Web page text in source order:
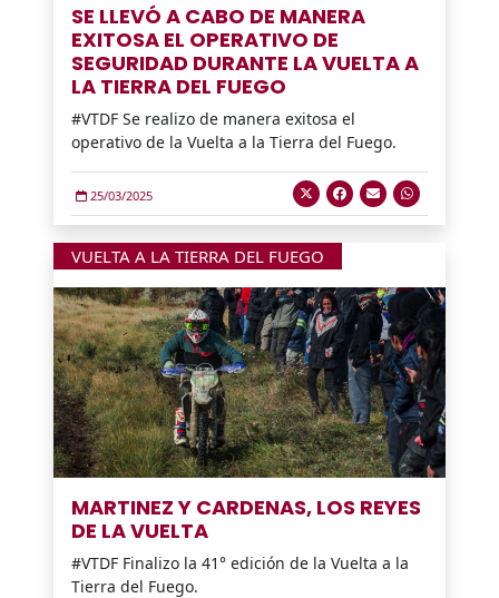
SE LLEVÓ A CABO DE MANERA
EXITOSA EL OPERATIVO DE
SEGURIDAD DURANTE LA VUELTA A
LA TIERRA DEL FUEGO
#VTDF Se realizo de manera exitosa el
operativo de la Vuelta a la Tierra del Fuego.
25/03/2025
VUELTA A LA TIERRA DEL FUEGO
MARTINEZ Y CARDENAS, LOS REYES
DE LA VUELTA
#VTDF Finalizo la 41° edición de la Vuelta a la
Tierra del Fuego.